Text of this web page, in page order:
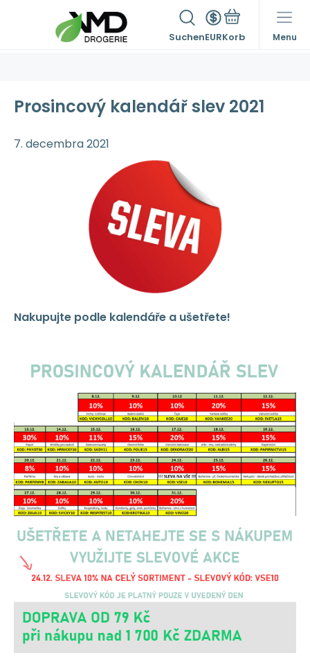
SuchenEUR Menu
Prosincový kalendář slev 2021
7. decembra 2021
Nakupujte podle kalendáře a ušetřete!